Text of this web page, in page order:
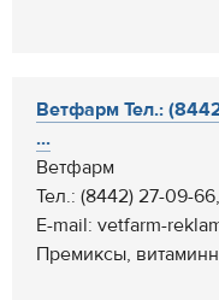
Ветфарм Тел.:
...
Ветфарм
Тел.: (8442) 27-09-
E-mail: vetfarm-
Премиксы,